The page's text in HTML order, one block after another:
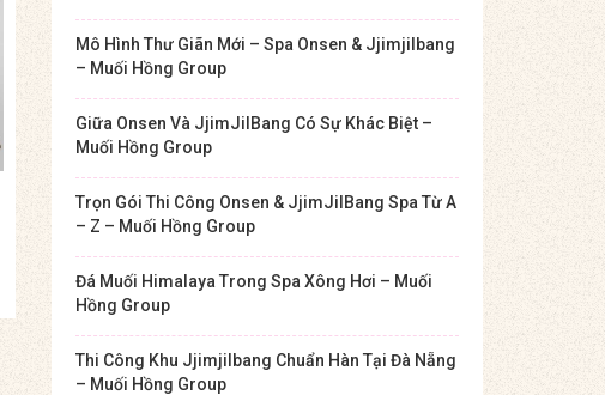
Mô Hình Thư Giãn Mới – Spa Onsen & Jjimjilbang
– Muối Hồng Group
Giữa Onsen Và JjimJilBang Có Sự Khác Biệt –
Muối Hồng Group
Trọn Gói Thi Công Onsen & JjimJilBang Spa Từ A
– Z – Muối Hồng Group
Đá Muối Himalaya Trong Spa Xông Hơi – Muối
Hồng Group
Thi Công Khu Jjimjilbang Chuẩn Hàn Tại Đà Nẵng
– Muối Hồng Group